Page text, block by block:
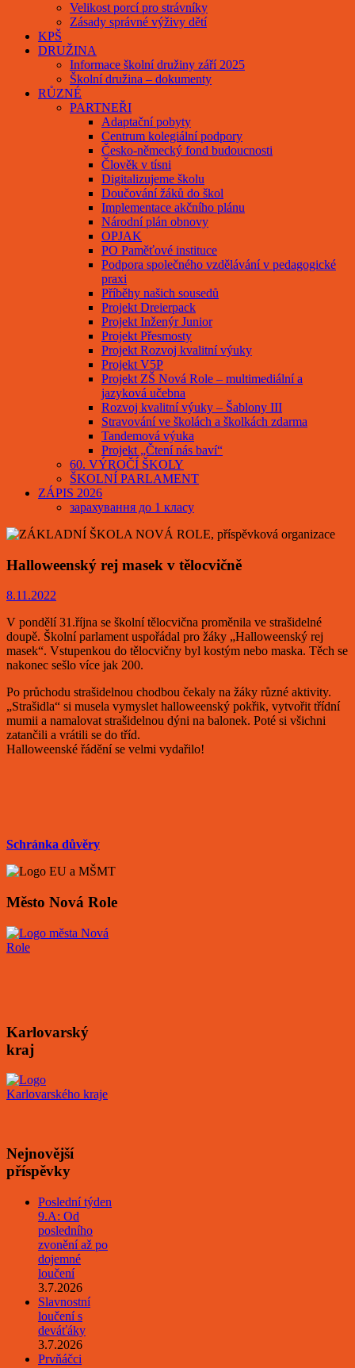
Velikost porcí pro strávníky
Zásady správné výživy dětí
KPŠ
DRUŽINA
Informace školní družiny září 2025
Školní družina – dokumenty
RŮZNÉ
PARTNEŘI
Adaptační pobyty
Centrum kolegiální podpory
Česko-německý fond budoucnosti
Člověk v tísni
Digitalizujeme školu
Doučování žáků do škol
Implementace akčního plánu
Národní plán obnovy
OPJAK
PO Paměťové instituce
Podpora společného vzdělávání v pedagogické
praxi
Příběhy našich sousedů
Projekt Dreierpack
Projekt Inženýr Junior
Projekt Přesmosty
Projekt Rozvoj kvalitní výuky
Projekt V5P
Projekt ZŠ Nová Role – multimediální a
jazyková učebna
Rozvoj kvalitní výuky – Šablony III
Stravování ve školách a školkách zdarma
Tandemová výuka
Projekt „Čtení nás baví“
60. VÝROČÍ ŠKOLY
ŠKOLNÍ PARLAMENT
ZÁPIS 2026
зарахування до 1 класу
Halloweenský rej masek v tělocvičně
8.11.2022
V pondělí 31.října se školní tělocvična proměnila ve strašidelné
doupě. Školní parlament uspořádal pro žáky „Halloweenský rej
masek“. Vstupenkou do tělocvičny byl kostým nebo maska. Těch se
nakonec sešlo více jak 200.
Po průchodu strašidelnou chodbou čekaly na žáky různé aktivity.
„Strašidla“ si musela vymyslet halloweenský pokřik, vytvořit třídní
mumii a namalovat strašidelnou dýni na balonek. Poté si všichni
zatančili a vrátili se do tříd.
Halloweenské řádění se velmi vydařilo!
Schránka důvěry
Město Nová Role
Karlovarský
kraj
Nejnovější
příspěvky
Poslední týden
9.A: Od
posledního
zvonění až po
dojemné
loučení
3.7.2026
Slavnostní
loučení s
deváťáky
3.7.2026
Prvňáčci